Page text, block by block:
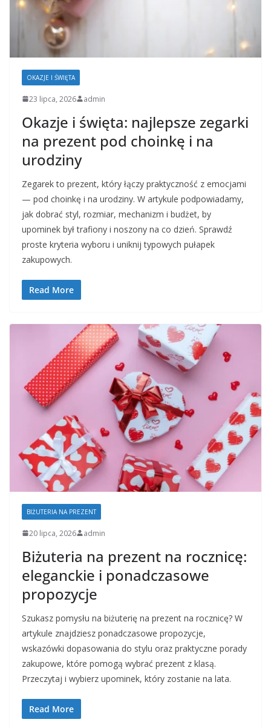
OKAZJE I ŚWIĘTA
23 lipca, 2026 admin
Okazje i święta: najlepsze zegarki
na prezent pod choinkę i na
urodziny
Zegarek to prezent, który łączy praktyczność z emocjami
— pod choinkę i na urodziny. W artykule podpowiadamy,
jak dobrać styl, rozmiar, mechanizm i budżet, by
upominek był trafiony i noszony na co dzień. Sprawdź
proste kryteria wyboru i uniknij typowych pułapek
zakupowych.
Read More
BIŻUTERIA NA PREZENT
20 lipca, 2026 admin
Biżuteria na prezent na rocznicę:
eleganckie i ponadczasowe
propozycje
Szukasz pomysłu na biżuterię na prezent na rocznicę? W
artykule znajdziesz ponadczasowe propozycje,
wskazówki dopasowania do stylu oraz praktyczne porady
zakupowe, które pomogą wybrać prezent z klasą.
Przeczytaj i wybierz upominek, który zostanie na lata.
Read More